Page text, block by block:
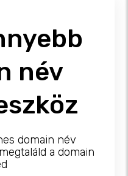
név
domain név
a domain